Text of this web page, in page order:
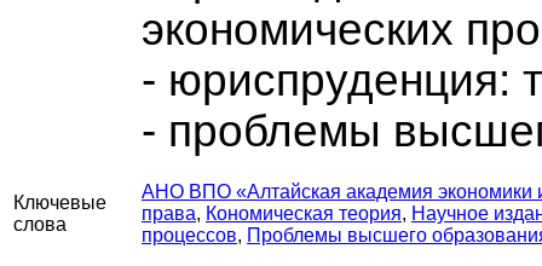
экономических
- юриспруденция:
- проблемы
Ключевые
слова
АНО ВПО «Алтайская академия экономики
права, Кономическая теория, Научное
процессов, Проблемы высшего